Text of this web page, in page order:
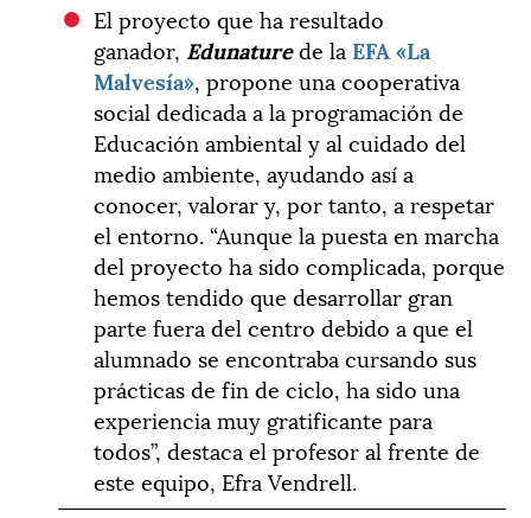
El proyecto que ha resultado
ganador, Edunaturede la EFA «La
Malvesía», propone una cooperativa
social dedicada a la programación de
Educación ambiental y al cuidado del
medio ambiente, ayudando así a
conocer, valorar y, por tanto, a respetar
el entorno. “Aunque la puesta en marcha
del proyecto ha sido complicada, porque
hemos tendido que desarrollar gran
parte fuera del centro debido a que el
alumnado se encontraba cursando sus
prácticas de fin de ciclo, ha sido una
experiencia muy gratificante para
todos”, destaca el profesor al frente de
este equipo, Efra Vendrell.